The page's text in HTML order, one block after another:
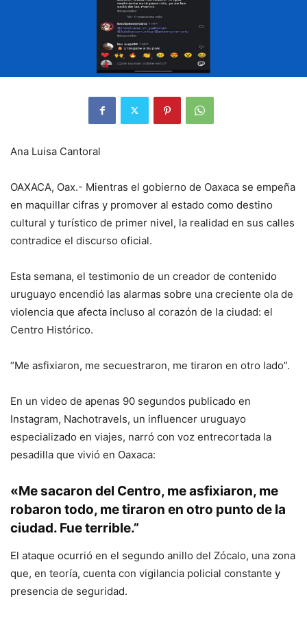
Ana Luisa Cantoral
OAXACA, Oax.- Mientras el gobierno de Oaxaca se empeña
en maquillar cifras y promover al estado como destino
cultural y turístico de primer nivel, la realidad en sus calles
contradice el discurso oficial.
Esta semana, el testimonio de un creador de contenido
uruguayo encendió las alarmas sobre una creciente ola de
violencia que afecta incluso al corazón de la ciudad: el
Centro Histórico.
“Me asfixiaron, me secuestraron, me tiraron en otro lado”.
En un video de apenas 90 segundos publicado en
Instagram, Nachotravels, un influencer uruguayo
especializado en viajes, narró con voz entrecortada la
pesadilla que vivió en Oaxaca:
«Me sacaron del Centro, me asfixiaron, me
robaron todo, me tiraron en otro punto de la
ciudad. Fue terrible.”
El ataque ocurrió en el segundo anillo del Zócalo, una zona
que, en teoría, cuenta con vigilancia policial constante y
presencia de seguridad.